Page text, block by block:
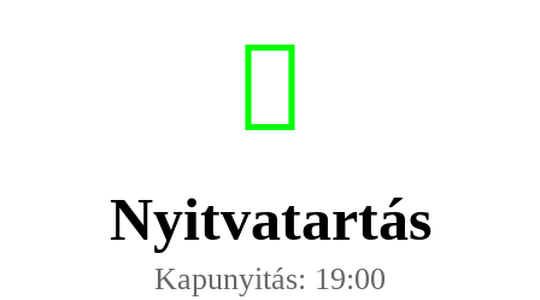
Nyitvatartás
Kapunyitás: 19:00